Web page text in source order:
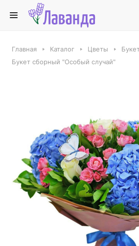
Главная Каталог Цветы
Букет сборный "Особый случай"